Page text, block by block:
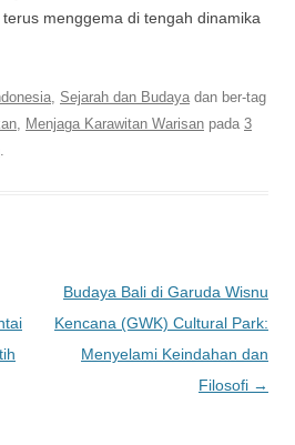
menggema di tengah dinamika
, Sejarah dan Budaya dan ber-tag
, Menjaga Karawitan Warisan pada 3
.
Budaya Bali di Garuda Wisnu
Kencana (GWK) Cultural Park:
Menyelami Keindahan dan
Filosofi →